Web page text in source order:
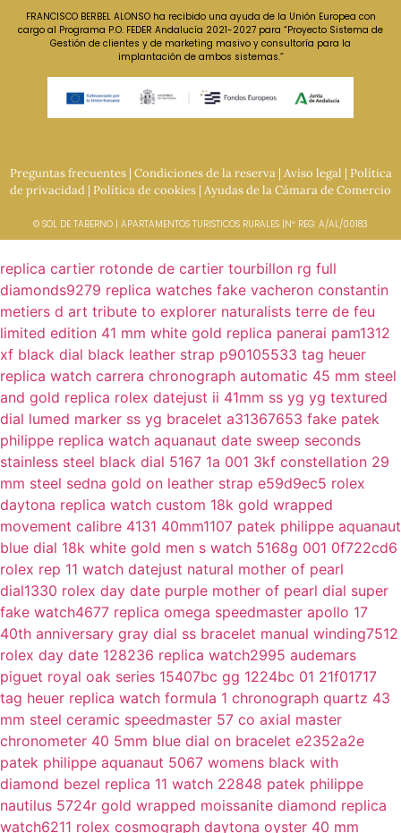
FRANCISCO BERBEL ALONSO ha recibido una ayuda de la Unión Europea con
cargo al Programa P.O. FEDER Andalucía 2021-2027 para “Proyecto Sistema de
Gestión de clientes y de marketing masivo y consultoría para la
implantación de ambos sistemas.”
Preguntas frecuentes| Condiciones de la reserva| Aviso legal | Política
de privacidad | Política de cookies | Ayudas de la Cámara de Comercio
© SOL DE TABERNO | APARTAMENTOS TURISTICOS RURALES |Nº REG: A/AL/00183
replica cartier rotonde de cartier tourbillon rg full
diamonds9279 replica watches fake vacheron constantin
metiers d art tribute to explorer naturalists terre de feu
limited edition 41 mm white gold replica panerai pam1312
xf black dial black leather strap p90105533 tag heuer
replica watch carrera chronograph automatic 45 mm steel
and gold replica rolex datejust ii 41mm ss yg yg textured
dial lumed marker ss yg bracelet a31367653 fake patek
philippe replica watch aquanaut date sweep seconds
stainless steel black dial 5167 1a 001 3kf constellation 29
mm steel sedna gold on leather strap e59d9ec5 rolex
daytona replica watch custom 18k gold wrapped
movement calibre 4131 40mm1107 patek philippe aquanaut
blue dial 18k white gold men s watch 5168g 001 0f722cd6
rolex rep 11 watch datejust natural mother of pearl
dial1330 rolex day date purple mother of pearl dial super
fake watch4677 replica omega speedmaster apollo 17
40th anniversary gray dial ss bracelet manual winding7512
rolex day date 128236 replica watch2995 audemars
piguet royal oak series 15407bc gg 1224bc 01 21f01717
tag heuer replica watch formula 1 chronograph quartz 43
mm steel ceramic speedmaster 57 co axial master
chronometer 40 5mm blue dial on bracelet e2352a2e
patek philippe aquanaut 5067 womens black with
diamond bezel replica 11 watch 22848 patek philippe
nautilus 5724r gold wrapped moissanite diamond replica
watch6211 rolex cosmograph daytona oyster 40 mm